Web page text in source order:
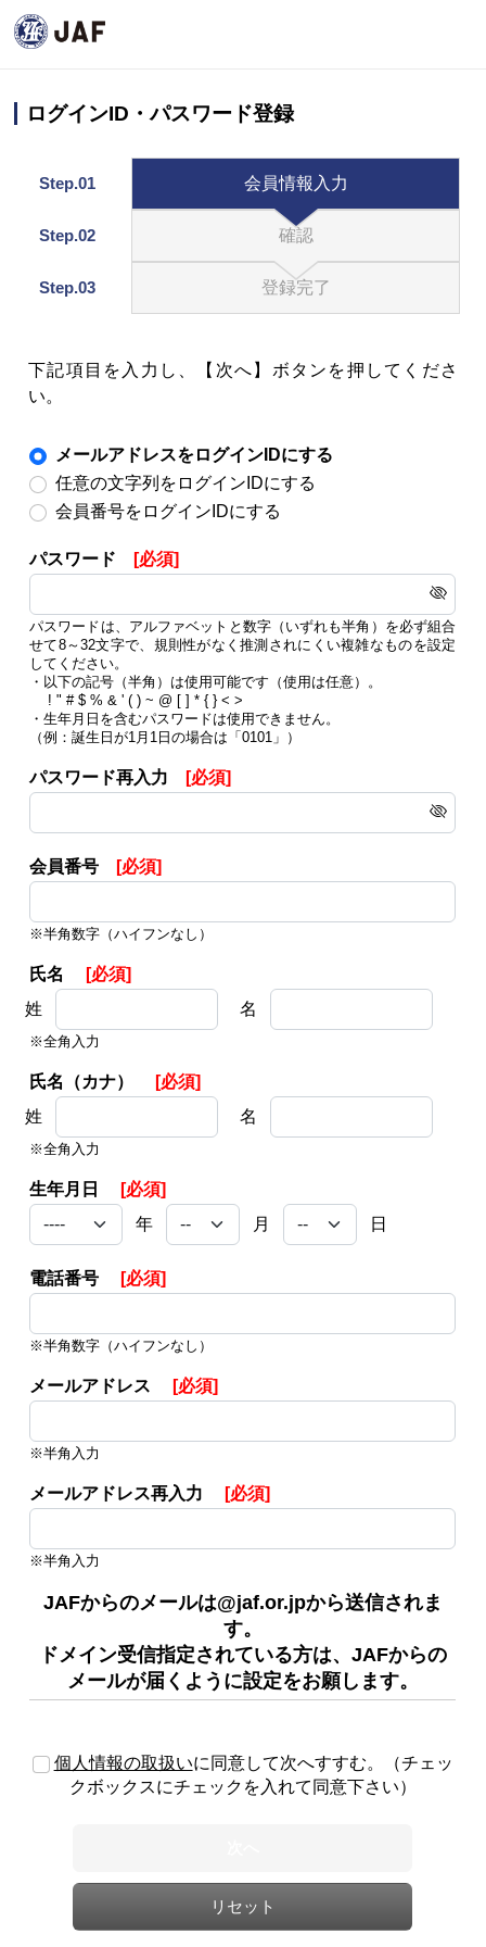
ログインID・パスワード登録
Step.01 会員情報入力
Step.02 確認
Step.03 登録完了
下記項目を入力し、【次へ】ボタンを押してくださ
い。
メールアドレスをログインIDにする
任意の文字列をログインIDにする
会員番号をログインIDにする
パスワード [必須]
パスワードは、アルファベットと数字（いずれも半角）を必ず組合
せて8～32文字で、規則性がなく推測されにくい複雑なものを設定
してください。
・以下の記号（半角）は使用可能です（使用は任意）。
! " # $ % & ' ( ) ~ @ [ ] * { } < >
・生年月日を含むパスワードは使用できません。
（例：誕生日が1月1日の場合は「0101」）
パスワード再入力 [必須]
会員番号 [必須]
※半角数字（ハイフンなし）
氏名
[必須]
姓
名
※全角入力
氏名（カナ）
[必須]
姓
名
※全角入力
生年月日
[必須]
年
月 日
電話番号 [必須]
※半角数字（ハイフンなし）
メールアドレス [必須]
※半角入力
メールアドレス再入力 [必須]
※半角入力
JAFからのメールは@jaf.or.jpから送信されま
す。
ドメイン受信指定されている方は、JAFからの
メールが届くように設定をお願します。
個人情報の取扱いに同意して次へすすむ。（チェッ
クボックスにチェックを入れて同意下さい）